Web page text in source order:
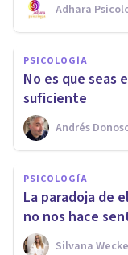
Adhara
PSICOLOGÍA
No es que seas
suficiente
Andrés
PSICOLOGÍA
La paradoja de
no nos hace
Silvana